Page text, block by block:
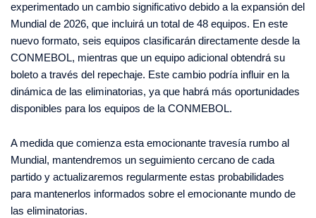
experimentado un cambio significativo debido a la expansión del
Mundial de 2026, que incluirá un total de 48 equipos. En este
nuevo formato, seis equipos clasificarán directamente desde la
CONMEBOL, mientras que un equipo adicional obtendrá su
boleto a través del repechaje. Este cambio podría influir en la
dinámica de las eliminatorias, ya que habrá más oportunidades
disponibles para los equipos de la CONMEBOL.
A medida que comienza esta emocionante travesía rumbo al
Mundial, mantendremos un seguimiento cercano de cada
partido y actualizaremos regularmente estas probabilidades
para mantenerlos informados sobre el emocionante mundo de
las eliminatorias.